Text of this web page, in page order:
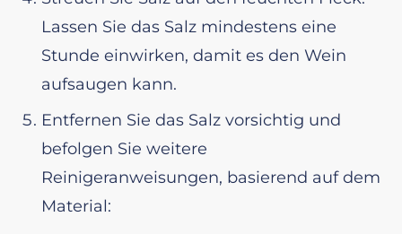
Lassen Sie das Salz mindestens eine
Stunde einwirken, damit es den Wein
aufsaugen kann.
Entfernen Sie das Salz vorsichtig und
befolgen Sie weitere
Reinigeranweisungen, basierend auf dem
Material: